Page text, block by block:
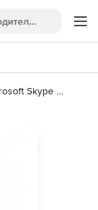
Microsoft Skype for Business Server